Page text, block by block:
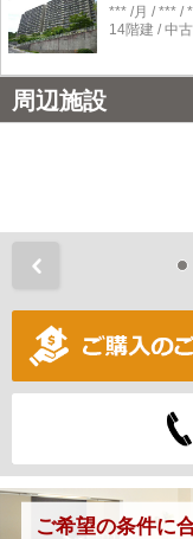
*** /月 / *** /
14階建 / 中
周辺施設
ご希望の条件に